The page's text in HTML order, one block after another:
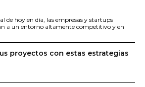
de hoy en día, las empresas y startups
a un entorno altamente competitivo y en
proyectos con estas estrategias